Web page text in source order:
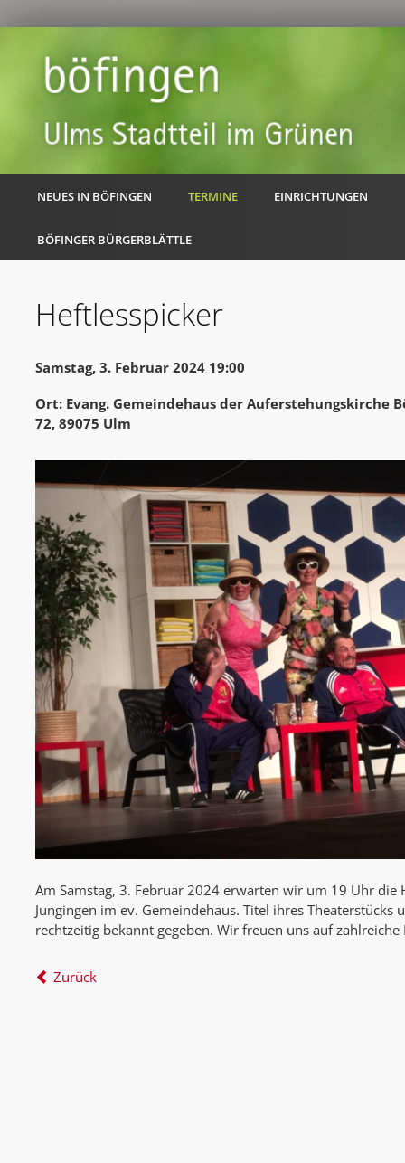
NEUES IN BÖFINGEN TERMINE EINRICHTUNGEN
BÖFINGER BÜRGERBLÄTTLE
Heftlesspicker
Samstag, 3. Februar 2024 19:00
Ort: Evang. Gemeindehaus der Auferstehungskirche
72, 89075 Ulm
Am Samstag, 3. Februar 2024 erwarten wir um 19 Uhr die
Jungingen im ev. Gemeindehaus. Titel ihres Theaterstücks
rechtzeitig bekannt gegeben. Wir freuen uns auf
Zurück